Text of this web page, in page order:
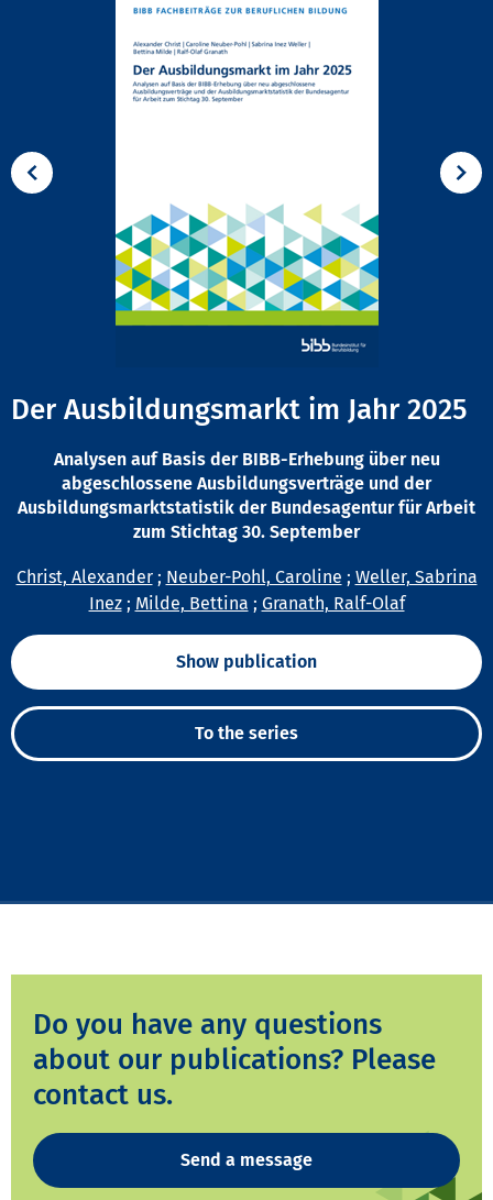
Der Ausbildungsmarkt im Jahr 2025
Analysen auf Basis der BIBB-Erhebung über neu
abgeschlossene Ausbildungsverträge und der
Ausbildungsmarktstatistik der Bundesagentur für Arbeit
zum Stichtag 30. September
Christ, Alexander; Neuber-Pohl, Caroline ; Weller, Sabrina
Inez; Milde, Bettina ; Granath, Ralf-Olaf
Show publication
To the series
Do you have any questions
about our publications? Please
contact us.
Send a message